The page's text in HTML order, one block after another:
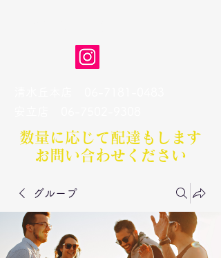
数量に応じて配達もします​
お問い合わせください
グループ